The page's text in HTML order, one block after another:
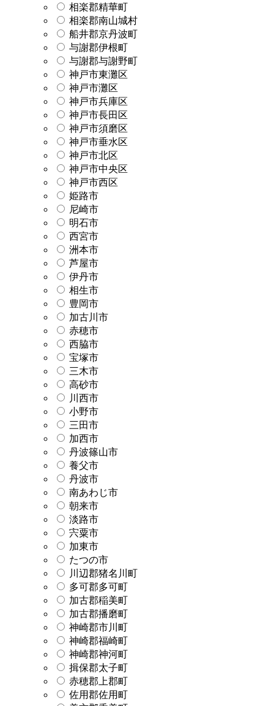
相楽郡精華町
相楽郡南山城村
船井郡京丹波町
与謝郡伊根町
与謝郡与謝野町
神戸市東灘区
神戸市灘区
神戸市兵庫区
神戸市長田区
神戸市須磨区
神戸市垂水区
神戸市北区
神戸市中央区
神戸市西区
姫路市
尼崎市
明石市
西宮市
洲本市
芦屋市
伊丹市
相生市
豊岡市
加古川市
赤穂市
西脇市
宝塚市
三木市
高砂市
川西市
小野市
三田市
加西市
丹波篠山市
養父市
丹波市
南あわじ市
朝来市
淡路市
宍粟市
加東市
たつの市
川辺郡猪名川町
多可郡多可町
加古郡稲美町
加古郡播磨町
神崎郡市川町
神崎郡福崎町
神崎郡神河町
揖保郡太子町
赤穂郡上郡町
佐用郡佐用町